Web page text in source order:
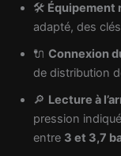
🛠️ Équipement
adapté, des
🔌Connexion
de distribution
🔎 Lecture à
pression
entre 3 et 3,7